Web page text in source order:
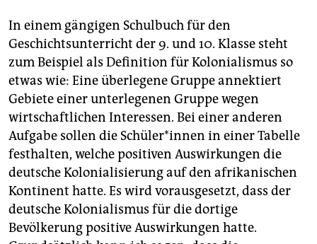
In einem gängigen Schulbuch für den
Geschichtsunterricht der 9. und 10. Klasse steht
zum Beispiel als Definition für Kolonialismus so
etwas wie: Eine überlegene Gruppe annektiert
Gebiete einer unterlegenen Gruppe wegen
wirtschaftlichen Interessen. Bei einer anderen
Aufgabe sollen die Schüler*innen in einer Tabelle
festhalten, welche positiven Auswirkungen die
deutsche Kolonialisierung auf den afrikanischen
Kontinent hatte. Es wird vorausgesetzt, dass der
deutsche Kolonialismus für die dortige
Bevölkerung positive Auswirkungen hatte.